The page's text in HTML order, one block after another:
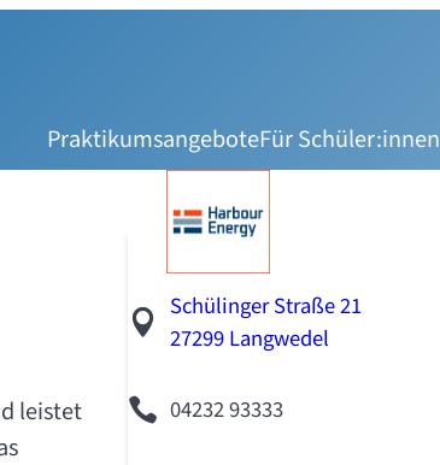
PraktikumsangeboteFür Schüler:innen
leistet
Schülinger Straße 21
27299 Langwedel
04232 93333